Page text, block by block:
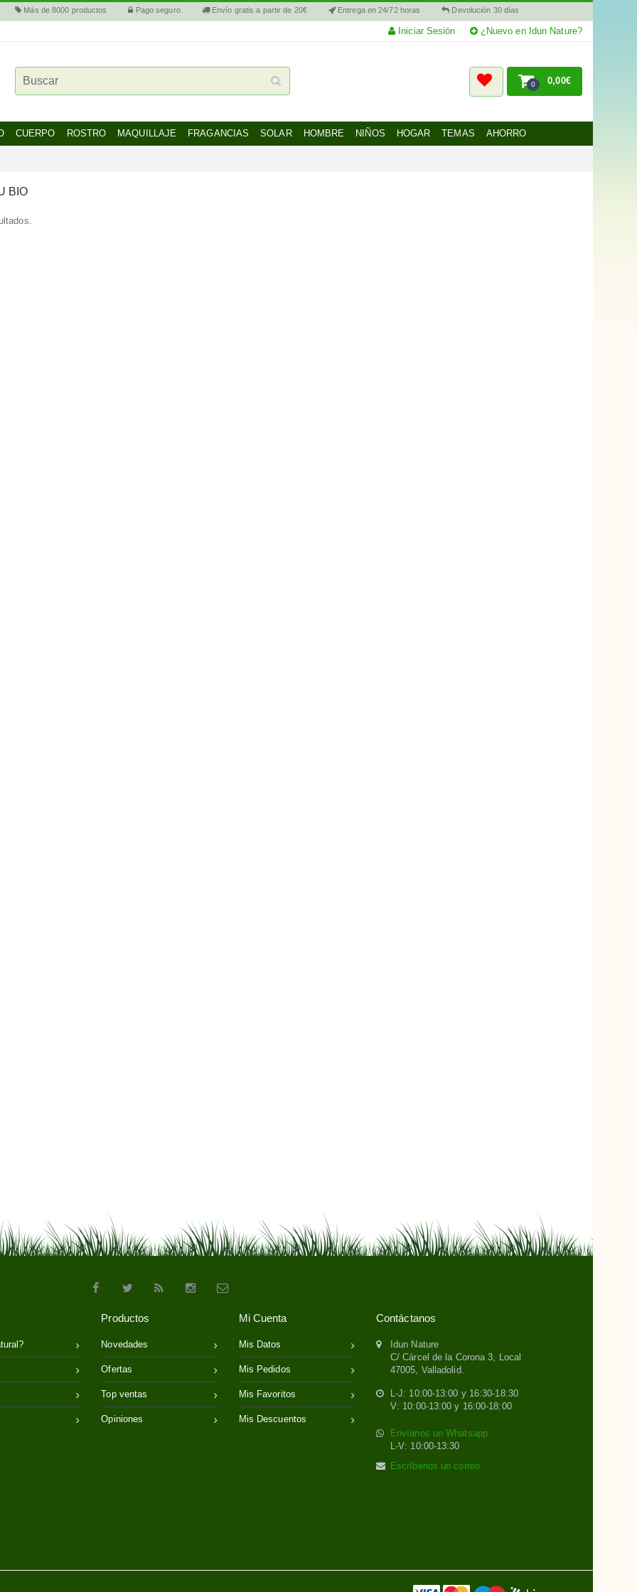
Más de 8000 productos Pago seguro Envío gratis a partir de 20€ Entrega en 24/72 horas Devolución 30 días
Iniciar Sesión ¿Nuevo en Idun Nature?
0 0,00€
CUERPO ROSTRO MAQUILLAJE FRAGANCIAS SOLAR HOMBRE NIÑOS HOGAR TEMAS AHORRO
BIO
Productos
Novedades
Ofertas
Top ventas
Opiniones
Mi Cuenta
Mis Datos
Mis Pedidos
Mis Favoritos
Mis Descuentos
Contáctanos
Idun Nature
C/ Cárcel de la Corona 3, Local
47005, Valladolid.
L-J: 10:00-13:00 y 16:30-18:30
V: 10:00-13:00 y 16:00-18:00
Envíanos un Whatsapp
L-V: 10:00-13:30
Escríbenos un correo